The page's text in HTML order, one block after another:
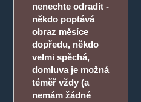
nenechte odradit -
někdo poptává
obraz měsíce
dopředu, někdo
velmi spěchá,
domluva je možná
téměř vždy (a
nemám žádné